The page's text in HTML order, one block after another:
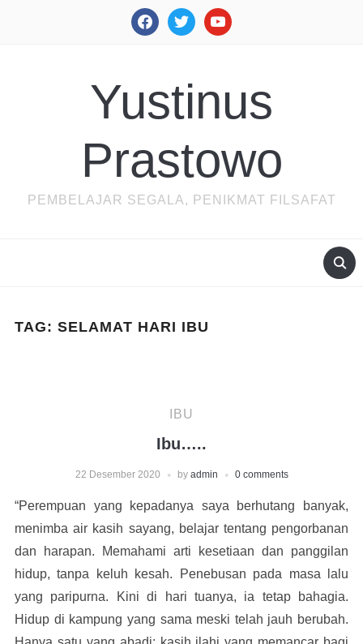
facebooktwitter youtube
Yustinus
Prastowo
PEMBELAJAR SEGALA, PENIKMAT FILSAFAT
TAG: SELAMAT HARI IBU
IBU
Ibu…..
22 Desember 2020 by admin 0 comments
“Perempuan yang kepadanya saya berhutang banyak,
menimba air kasih sayang, belajar tentang pengorbanan
dan harapan. Memahami arti kesetiaan dan panggilan
hidup, tanpa keluh kesah. Penebusan pada masa lalu
yang paripurna. Kini di hari tuanya, ia tetap bahagia.
Hidup di kampung yang sama meski telah jauh berubah.